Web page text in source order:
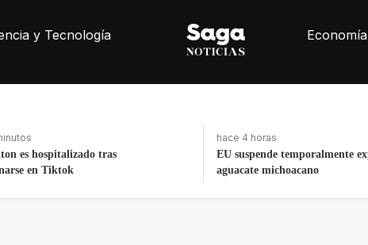
y Tecnología Economía
temporalmente exportaciones de
hace 36 minutos
Cuestionan en España quién
México